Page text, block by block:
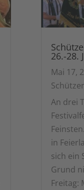
26.-28.
Mai 17,
An drei
in
sich ein
Grund
Freitag: